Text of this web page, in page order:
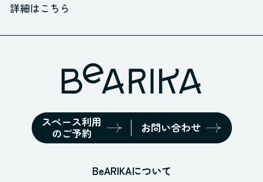
詳細はこちら
BeARIKAについて
スペース利用
のご予約
お問い合わせ